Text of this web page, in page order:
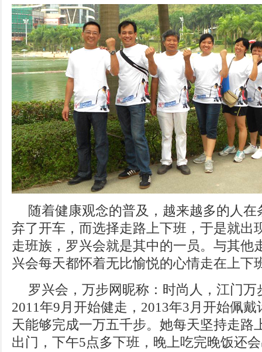
随着健康观念的普及，越来越多的人
弃了开车，而选择走路上下班，于是就出
走班族，罗兴会就是其中的一员。与其他
兴会每天都怀着无比愉悦的心情走在上下
罗兴会，万步网昵称：时尚人，江门
2011年9月开始健走，2013年3月开始佩
天能够完成一万五千步。她每天坚持走路
出门，下午5点多下班，晚上吃完晚饭还